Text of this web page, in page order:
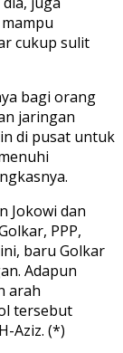
cukup sulit
bagi orang
jaringan
di pusat untuk
Jokowi dan
PPP,
baru Golkar
Adapun
arah
tersebut
Aziz. (*)